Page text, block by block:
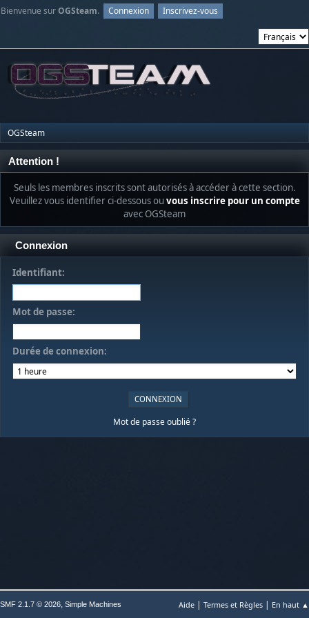
Bienvenue surOGSteam. Connexion Inscrivez-vous
OGSteam
Attention !
Seuls les membres inscrits sont autorisés à accéder à cette section.
Veuillez vous identifier ci-dessous ou vous inscrire pour un compte
avec OGSteam
Connexion
Identifiant:
Mot de passe:
Durée de connexion:
Mot de passe oublié ?
Aide | Termes et Règles | En haut ▲
SMF 2.1.7 © 2026, Simple Machines